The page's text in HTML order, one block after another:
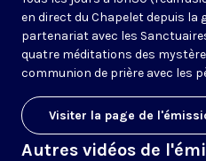
en direct du Chapelet depuis la
partenariat avec les
quatre méditations des
communion de prière avec les
Visiter la page de
Autres vidéos de